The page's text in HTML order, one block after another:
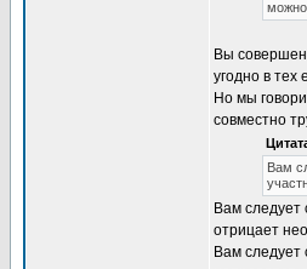
можно
Вы
угодно в тех
Но мы
совместно
Вам
Вам следует
отрицает
Вам следует